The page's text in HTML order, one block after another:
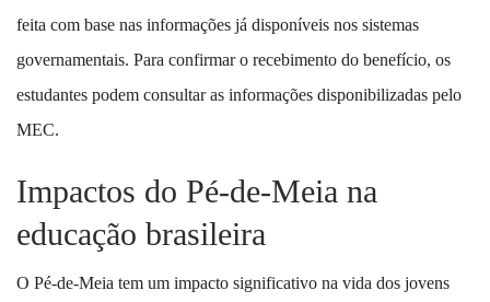
feita com base nas informações já disponíveis nos sistemas
governamentais. Para confirmar o recebimento do benefício, os
estudantes podem consultar as informações disponibilizadas pelo
MEC.
Impactos do Pé-de-Meia na
educação brasileira
O Pé-de-Meia tem um impacto significativo na vida dos jovens